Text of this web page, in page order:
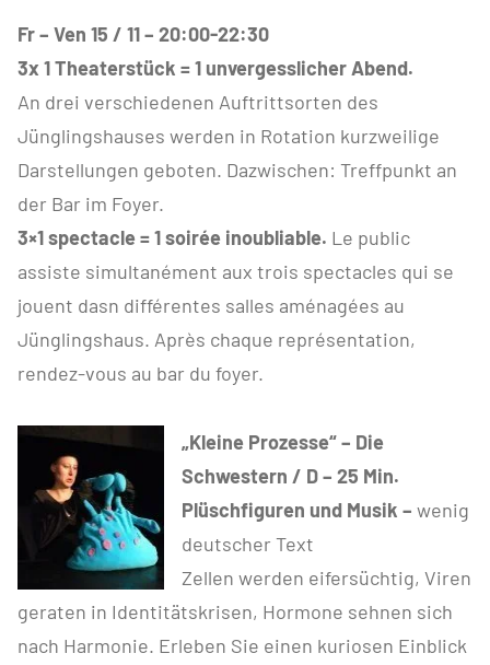
Fr – Ven 15 / 11 – 20:00-22:30
3x 1 Theaterstück = 1 unvergesslicher Abend.
An drei verschiedenen Auftrittsorten des
Jünglingshauses werden in Rotation kurzweilige
Darstellungen geboten. Dazwischen: Treffpunkt an
der Bar im Foyer.
3×1 spectacle = 1 soirée inoubliable. Le public
assiste simultanément aux trois spectacles qui se
jouent dasn différentes salles aménagées au
Jünglingshaus. Après chaque représentation,
rendez-vous au bar du foyer.
„Kleine Prozesse“ – Die
Schwestern / D – 25 Min.
Plüschfiguren und Musik – wenig
deutscher Text
Zellen werden eifersüchtig, Viren
geraten in Identitätskrisen, Hormone sehnen sich
nach Harmonie. Erleben Sie einen kuriosen Einblick